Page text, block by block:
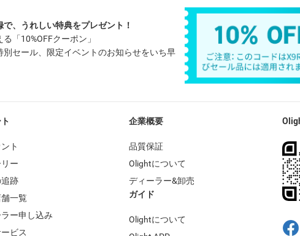
で、うれしい特典をプレゼント！
る「10%OFFクーポン」
別セール、限定イベントのお知らせをいち早
ト
ー
跡
一覧
ー申し込み
ビス
企業概要
品質保証
Olightについて
ディーラー&卸売
ガイド
Olightについて